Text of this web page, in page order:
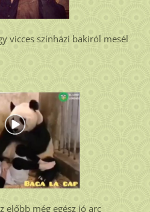
vicces színházi bakiról mesél
előbb még egész jó arc